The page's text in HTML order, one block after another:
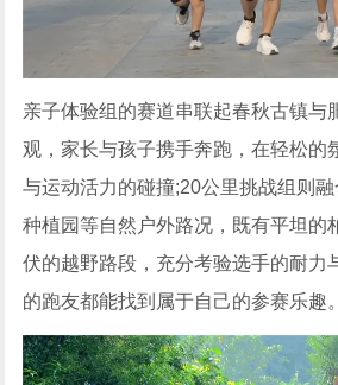
亲子体验组的赛道串联起春秋古镇与
观，家长与孩子携手奔跑，在轻松的
与运动活力的碰撞;20公里挑战组则
种植园等自然户外路况，既有平坦的
伏的越野路段，充分考验选手的耐力
的跑友都能找到属于自己的参赛乐趣。